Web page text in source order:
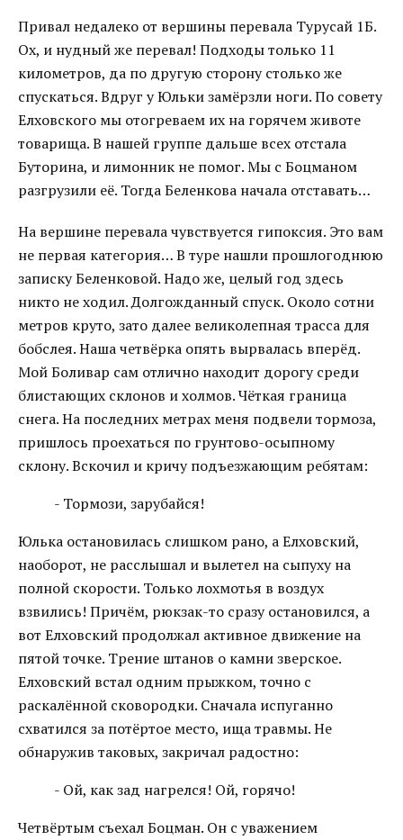
Привал недалеко от вершины перевала Турусай 1Б.
Ох, и нудный же перевал! Подходы только 11
километров, да по другую сторону столько же
спускаться. Вдруг у Юльки замёрзли ноги. По совету
Елховского мы отогреваем их на горячем животе
товарища. В нашей группе дальше всех отстала
Буторина, и лимонник не помог. Мы с Боцманом
разгрузили её. Тогда Беленкова начала отставать…
На вершине перевала чувствуется гипоксия. Это вам
не первая категория… В туре нашли прошлогоднюю
записку Беленковой. Надо же, целый год здесь
никто не ходил. Долгожданный спуск. Около сотни
метров круто, зато далее великолепная трасса для
бобслея. Наша четвёрка опять вырвалась вперёд.
Мой Боливар сам отлично находит дорогу среди
блистающих склонов и холмов. Чёткая граница
снега. На последних метрах меня подвели тормоза,
пришлось проехаться по грунтово-осыпному
склону. Вскочил и кричу подъезжающим ребятам:
- Тормози, зарубайся!
Юлька остановилась слишком рано, а Елховский,
наоборот, не расслышал и вылетел на сыпуху на
полной скорости. Только лохмотья в воздух
взвились! Причём, рюкзак-то сразу остановился, а
вот Елховский продолжал активное движение на
пятой точке. Трение штанов о камни зверское.
Елховский встал одним прыжком, точно с
раскалённой сковородки. Сначала испуганно
схватился за потёртое место, ища травмы. Не
обнаружив таковых, закричал радостно:
- Ой, как зад нагрелся! Ой, горячо!
Четвёртым съехал Боцман. Он с уважением